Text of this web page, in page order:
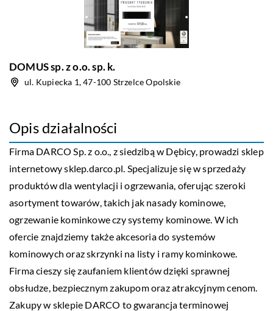
DOMUS sp. z o.o. sp. k.
ul. Kupiecka 1, 47-100 Strzelce Opolskie
Opis działalności
Firma DARCO Sp. z o.o., z siedzibą w Dębicy, prowadzi sklep
internetowy sklep.darco.pl. Specjalizuje się w sprzedaży
produktów dla wentylacji i ogrzewania, oferując szeroki
asortyment towarów, takich jak nasady kominowe,
ogrzewanie kominkowe czy systemy kominowe. W ich
ofercie znajdziemy także akcesoria do systemów
kominowych oraz skrzynki na listy i ramy kominkowe.
Firma cieszy się zaufaniem klientów dzięki sprawnej
obsłudze, bezpiecznym zakupom oraz atrakcyjnym cenom.
Zakupy w sklepie DARCO to gwarancja terminowej